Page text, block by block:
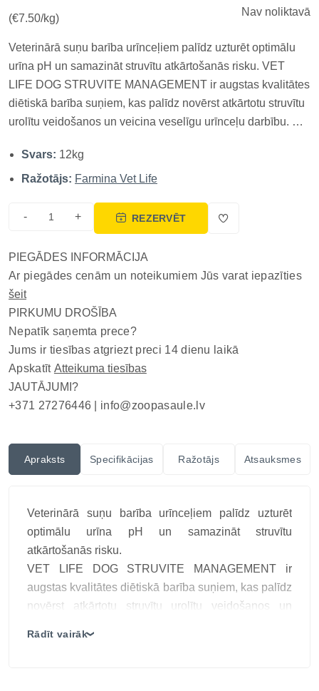
(€7.50/kg)
Nav noliktavā
Veterinārā suņu barība urīnceļiem palīdz uzturēt optimālu
urīna pH un samazināt struvītu atkārtošanās risku. VET
LIFE DOG STRUVITE MANAGEMENT ir augstas kvalitātes
diētiskā barība suņiem, kas palīdz novērst atkārtotu struvītu
urolītu veidošanos un veicina veselīgu urīnceļu darbību. Šī
nierakmeņu veidošanās risku, un veicina optimālu urīna...
Svars: 12kg
Ražotājs: Farmina Vet Life
- + REZERVĒT
PIEGĀDES INFORMĀCIJA
Ar piegādes cenām un noteikumiem Jūs varat iepazīties
šeit
PIRKUMU DROŠĪBA
Nepatīk saņemta prece?
Jums ir tiesības atgriezt preci 14 dienu laikā
Apskatīt Atteikuma tiesības
JAUTĀJUMI?
+371 27276446 | info@zoopasaule.lv
Apraksts Specifikācijas Ražotājs Atsauksmes
Veterinārā suņu barība urīnceļiem palīdz uzturēt
optimālu urīna pH un samazināt struvītu
atkārtošanās risku.
VET LIFE DOG STRUVITE MANAGEMENT ir
augstas kvalitātes diētiskā barība suņiem, kas palīdz
novērst atkārtotu struvītu urolītu veidošanos un
Rādīt vairāk❯